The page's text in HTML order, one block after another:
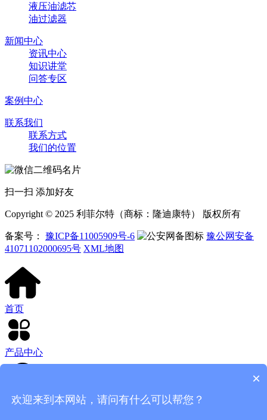
液压油滤芯
油过滤器
新闻中心
资讯中心
知识讲堂
问答专区
案例中心
联系我们
联系方式
我们的位置
扫一扫 添加好友
Copyright © 2025 利菲尔特（商标：隆迪康特） 版权所有
备案号： 豫ICP备11005909号-6
豫公网安备
41071102000695号 XML地图
首页
产品中心
客服电话
×
欢迎来到本网站，请问有什么可以帮您？